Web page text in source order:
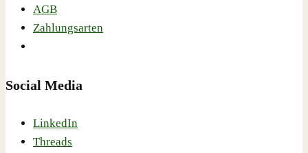
AGB
Zahlungsarten
Social Media
LinkedIn
Threads